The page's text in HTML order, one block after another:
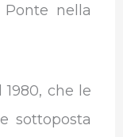
nella
che le
sottoposta